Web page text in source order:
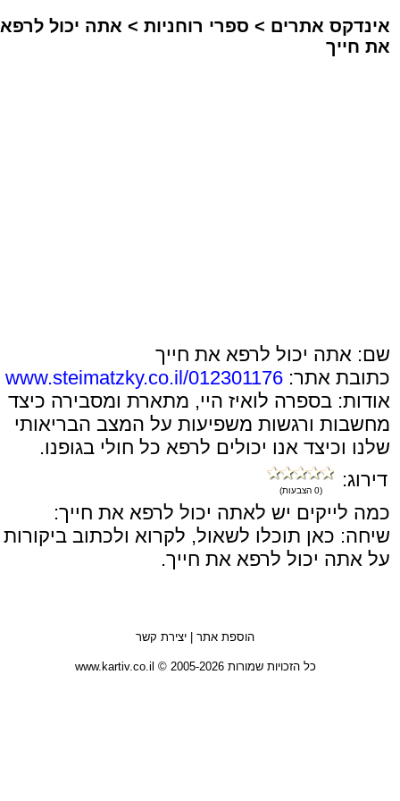
אינדקס אתרים > ספרי רוחניות > אתה יכול לרפא
את חייך
שם: אתה יכול לרפא את חייך
כתובת אתר: www.steimatzky.co.il/012301176
אודות: בספרה לואיז היי, מתארת ומסבירה כיצד
מחשבות ורגשות משפיעות על המצב הבריאותי
שלנו וכיצד אנו יכולים לרפא כל חולי בגופנו.
דירוג:
(0 הצבעות)
כמה לייקים יש לאתה יכול לרפא את חייך:
שיחה: כאן תוכלו לשאול, לקרוא ולכתוב ביקורות
על אתה יכול לרפא את חייך.
הוספת אתר | יצירת קשר
כל הזכויות שמורות 2005-2026 © www.kartiv.co.il